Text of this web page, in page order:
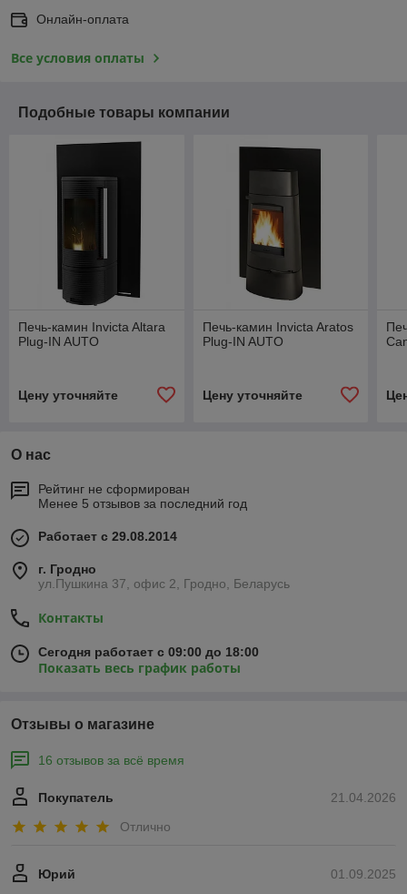
Онлайн-оплата
Все условия оплаты
Подобные товары компании
Печь-камин Invicta Altara
Plug-IN AUTO
Цену уточняйте
Печь-камин Invicta Aratos
Plug-IN AUTO
Цену уточняйте
О нас
Рейтинг не сформирован
Менее 5 отзывов за последний год
Работает с 29.08.2014
г. Гродно
ул.Пушкина 37, офис 2, Гродно, Беларусь
Контакты
Сегодня работает с 09:00 до 18:00
Показать весь график работы
Отзывы о магазине
16 отзывов за всё время
21.04.2026
Покупатель
Отлично
01.09.2025
Юрий